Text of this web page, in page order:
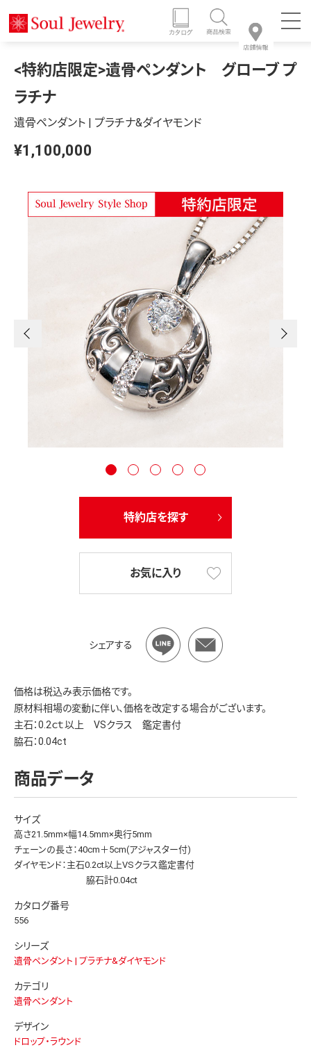
<特約店限定>遺骨ペンダント グローブ プ
ラチナ
遺骨ペンダント | プラチナ&ダイヤモンド
¥1,100,000
特約店を探す
お気に入り
シェアする
価格は税込み表示価格です。
原材料相場の変動に伴い、価格を改定する場合がございます。
主石：0.2ｃｔ以上 VSクラス 鑑定書付
脇石：0.04ct
商品データ
サイズ
高さ21.5mm×幅14.5mm×奥行5mm
チェーンの長さ：40cm＋5cm(アジャスター付)
ダイヤモンド：主石0.2ct以上VSクラス鑑定書付
脇石計0.04ct
カタログ番号
556
シリーズ
遺骨ペンダント | プラチナ&ダイヤモンド
カテゴリ
遺骨ペンダント
デザイン
ドロップ・ラウンド